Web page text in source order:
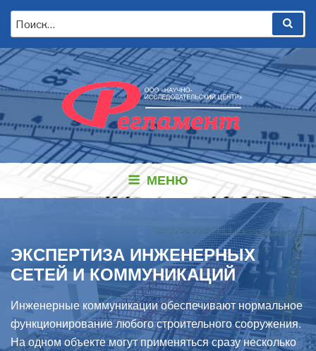
Перейти
содержимому
Искать:
МЕНЮ
ЭКСПЕРТИЗА ИНЖЕНЕРНЫХ
СЕТЕЙ И КОММУНИКАЦИЙ
Инженерные коммуникации обеспечивают нормальное
функционирование любого строительного сооружения.
На одном объекте могут применяться сразу несколько